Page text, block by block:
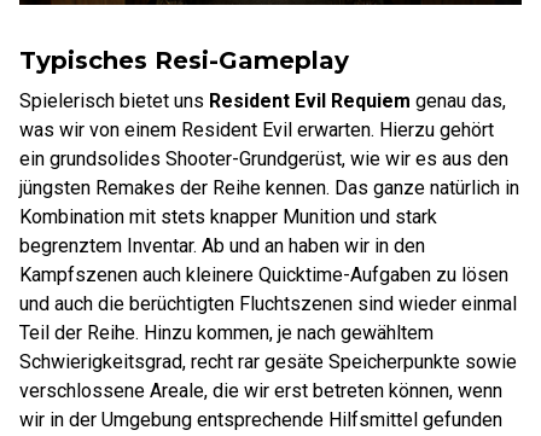
Typisches Resi-Gameplay
Spielerisch bietet uns Resident Evil Requiem genau das,
was wir von einem Resident Evil erwarten. Hierzu gehört
ein grundsolides Shooter-Grundgerüst, wie wir es aus den
jüngsten Remakes der Reihe kennen. Das ganze natürlich in
Kombination mit stets knapper Munition und stark
begrenztem Inventar. Ab und an haben wir in den
Kampfszenen auch kleinere Quicktime-Aufgaben zu lösen
und auch die berüchtigten Fluchtszenen sind wieder einmal
Teil der Reihe. Hinzu kommen, je nach gewähltem
Schwierigkeitsgrad, recht rar gesäte Speicherpunkte sowie
verschlossene Areale, die wir erst betreten können, wenn
wir in der Umgebung entsprechende Hilfsmittel gefunden